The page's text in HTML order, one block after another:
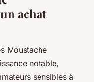
achat
Moustache
notable,
sensibles à